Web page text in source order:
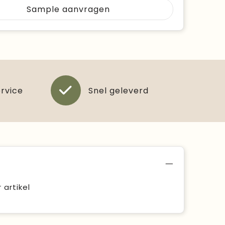
Sample aanvragen
Snel geleverd
artikel